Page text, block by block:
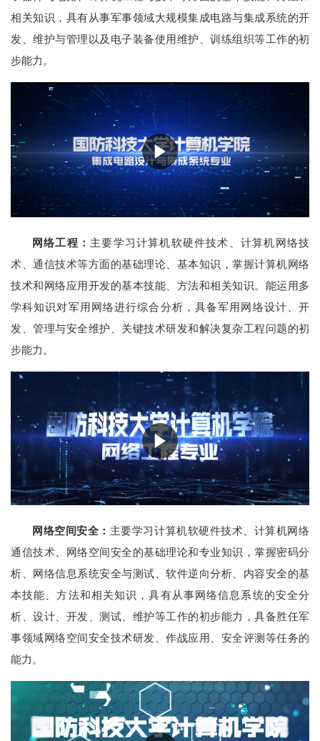
相关知识，具有从事军事领域大规模集成电路与集成系统的开
发、维护与管理以及电子装备使用维护、训练组织等工作的初
步能力。
网络工程： 主要学习计算机软硬件技术、计算机网络技
术、通信技术等方面的基础理论、基本知识，掌握计算机网络
技术和网络应用开发的基本技能、方法和相关知识。能运用多
学科知识对军用网络进行综合分析，具备军用网络设计、开
发、管理与安全维护、关键技术研发和解决复杂工程问题的初
步能力。
网络空间安全： 主要学习计算机软硬件技术、计算机网络
通信技术、网络空间安全的基础理论和专业知识，掌握密码分
析、网络信息系统安全与测试、软件逆向分析、内容安全的基
本技能、方法和相关知识，具有从事网络信息系统的安全分
析、设计、开发、测试、维护等工作的初步能力，具备胜任军
事领域网络空间安全技术研发、作战应用、安全评测等任务的
能力。